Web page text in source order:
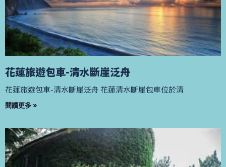
花蓮旅遊包車-清水斷崖泛舟
花蓮旅遊包車-清水斷崖泛舟 花蓮清水斷崖包車位於清
閱讀更多 »